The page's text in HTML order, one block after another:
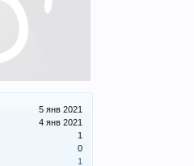
5 янв 2021
4 янв 2021
1
0
1